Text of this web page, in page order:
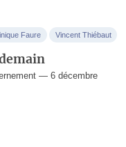
Faure Vincent Thiébaut
— 6 décembre